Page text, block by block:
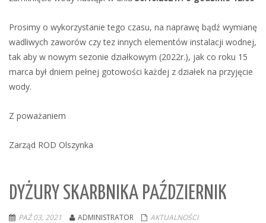
Prosimy o wykorzystanie tego czasu, na naprawę bądź wymianę
wadliwych zaworów czy tez innych elementów instalacji wodnej,
tak aby w nowym sezonie działkowym (2022r.), jak co roku 15
marca był dniem pełnej gotowości każdej z działek na przyjęcie
wody.
Z poważaniem
Zarząd ROD Olszynka
DYŻURY SKARBNIKA PAŹDZIERNIK
PAŹ 03, 2021 ADMINISTRATOR
AKTUALNOŚCI